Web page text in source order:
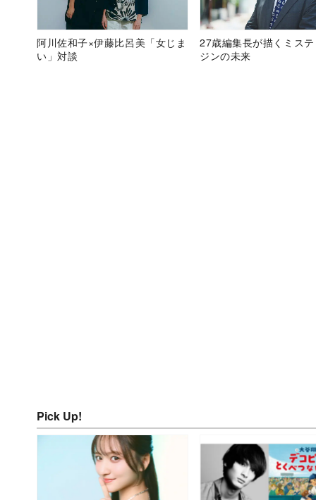
阿川佐和子×伊藤比呂美「女じま
い」対談
27歳編集長が描くミス
ジンの未来
Pick Up!